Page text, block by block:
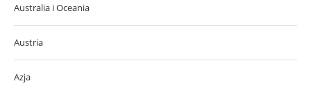
Australia i Oceania
Austria
Azja